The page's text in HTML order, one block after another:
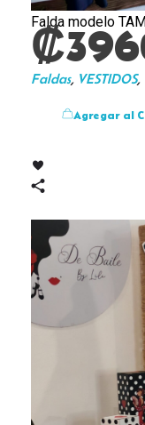
Falda modelo
₡
Faldas, VESTIDOS,
Agregar al